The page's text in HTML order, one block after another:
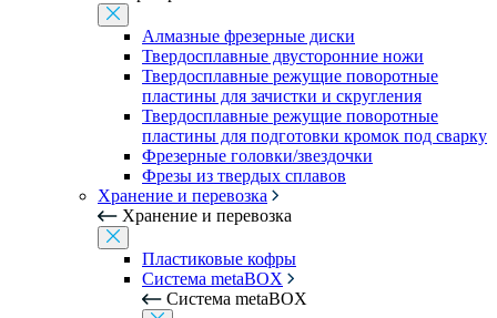
Алмазные фрезерные диски
Твердосплавные двусторонние ножи
Твердосплавные режущие поворотные
пластины для зачистки и скругления
Твердосплавные режущие поворотные
пластины для подготовки кромок под сварку
Фрезерные головки/звездочки
Фрезы из твердых сплавов
Хранение и перевозка
Хранение и перевозка
Пластиковые кофры
Система metaBOX
Система metaBOX